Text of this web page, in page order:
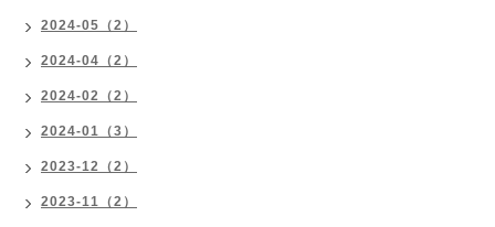
2024-05（2）
2024-04（2）
2024-02（2）
2024-01（3）
2023-12（2）
2023-11（2）